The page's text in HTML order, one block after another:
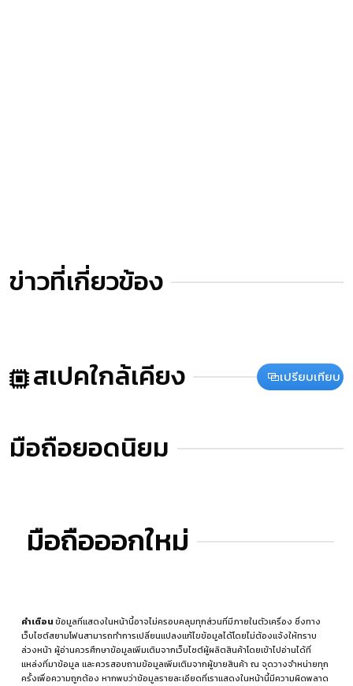
ข่าวที่เกี่ยวข้อง
สเปคใกล้เคียง เปรียบเทียบ
มือถือยอดนิยม
มือถือออกใหม่
คำเตือนข้อมูลที่แสดงในหน้านี้อาจไม่ครอบคลุมทุกส่วนที่มีภายในตัวเครื่อง ซึ่งทาง
เว็บไซต์สยามโฟนสามารถทำการเปลี่ยนแปลงแก้ไขข้อมูลได้โดยไม่ต้องแจ้งให้ทราบ
ล่วงหน้า ผู้อ่านควรศึกษาข้อมูลเพิ่มเติมจากเว็บไซต์ผู้ผลิตสินค้าโดยเข้าไปอ่านได้ที่
แหล่งที่มาข้อมูล และควรสอบถามข้อมูลเพิ่มเติมจากผู้ขายสินค้า ณ จุดวางจำหน่ายทุก
ครั้งเพื่อความถูกต้อง หากพบว่าข้อมูลรายละเอียดที่เราแสดงในหน้านี้มีความผิดพลาด